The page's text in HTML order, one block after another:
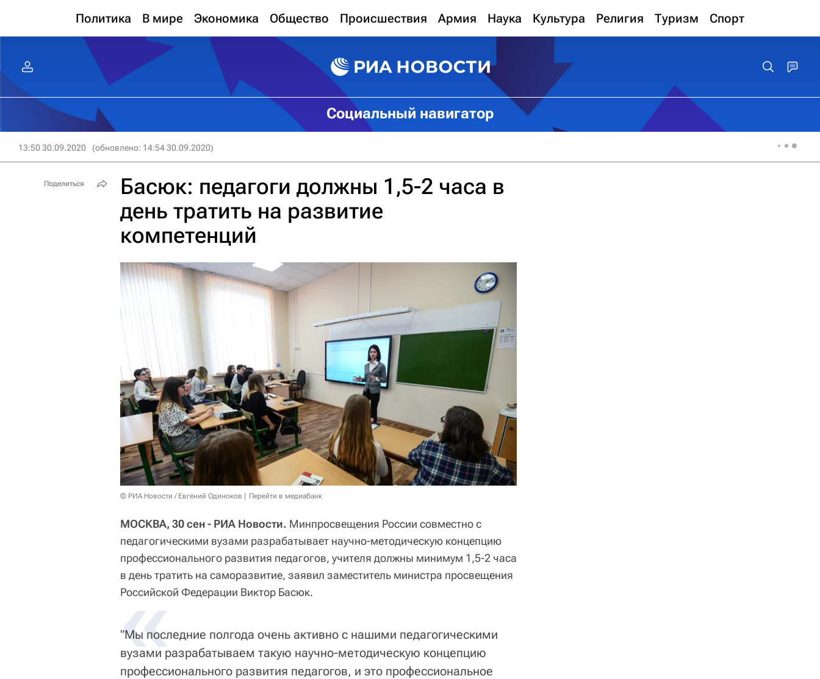
Политика В мире Экономика Общество Происшествия Армия Наука Культура Религия Туризм Спорт
Социальный навигатор
13:50 30.09.2020 (обновлено: 14:54 30.09.2020)
Басюк: педагоги должны 1,5-2 часа в
день тратить на развитие
компетенций
© РИА Новости / Евгений Одиноков Перейти в медиабанк
МОСКВА, 30 сен - РИА Новости. Минпросвещения России совместно с
педагогическими вузами разрабатывает научно-методическую концепцию
профессионального развития педагогов, учителя должны минимум 1,5-2 часа
в день тратить на саморазвитие, заявил заместитель министра просвещения
Российской Федерации Виктор Басюк.
«
"Мы последние полгода очень активно с нашими педагогическими
вузами разрабатываем такую научно-методическую концепцию
профессионального развития педагогов, и это профессиональное
Поделиться